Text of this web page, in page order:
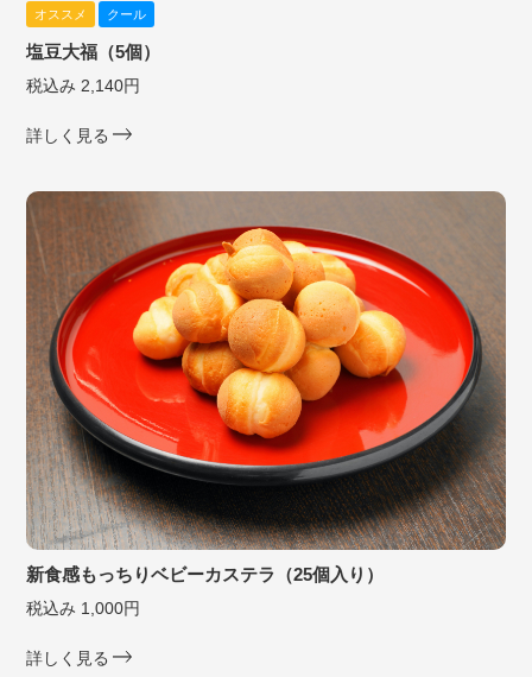
オススメ クール
塩豆大福（5個）
税込み 2,140円
詳しく見る
新食感もっちりベビーカステラ（25個入り）
税込み 1,000円
詳しく見る